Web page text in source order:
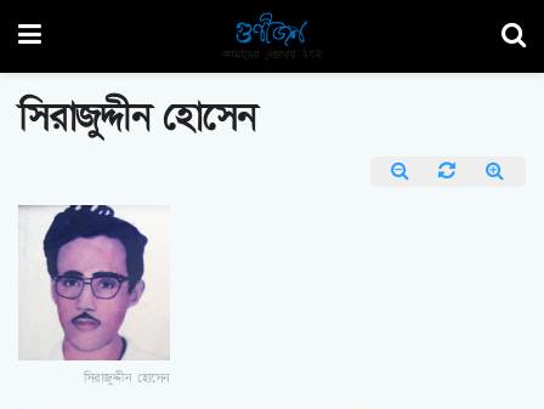
সিরাজুদ্দীন হোসেন
সিরাজুদ্দীন হোসেন